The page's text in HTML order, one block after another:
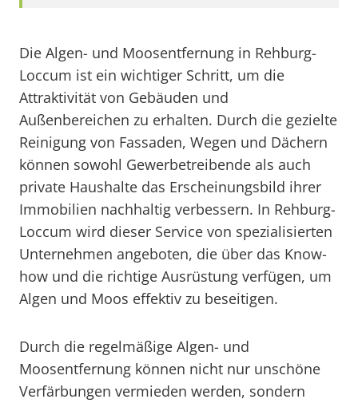
Die Algen- und Moosentfernung in Rehburg-
Loccum ist ein wichtiger Schritt, um die
Attraktivität von Gebäuden und
Außenbereichen zu erhalten. Durch die gezielte
Reinigung von Fassaden, Wegen und Dächern
können sowohl Gewerbetreibende als auch
private Haushalte das Erscheinungsbild ihrer
Immobilien nachhaltig verbessern. In Rehburg-
Loccum wird dieser Service von spezialisierten
Unternehmen angeboten, die über das Know-
how und die richtige Ausrüstung verfügen, um
Algen und Moos effektiv zu beseitigen.
Durch die regelmäßige Algen- und
Moosentfernung können nicht nur unschöne
Verfärbungen vermieden werden, sondern